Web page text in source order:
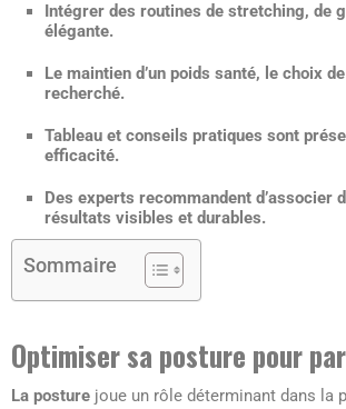
Intégrer des routines de stretching, de
élégante.
Le maintien d’un poids santé, le choix
recherché.
Tableau et conseils pratiques sont
efficacité.
Des experts recommandent
résultats visibles et durables.
Sommaire
Optimiser sa posture pour
La posture joue un rôle déterminant dans la